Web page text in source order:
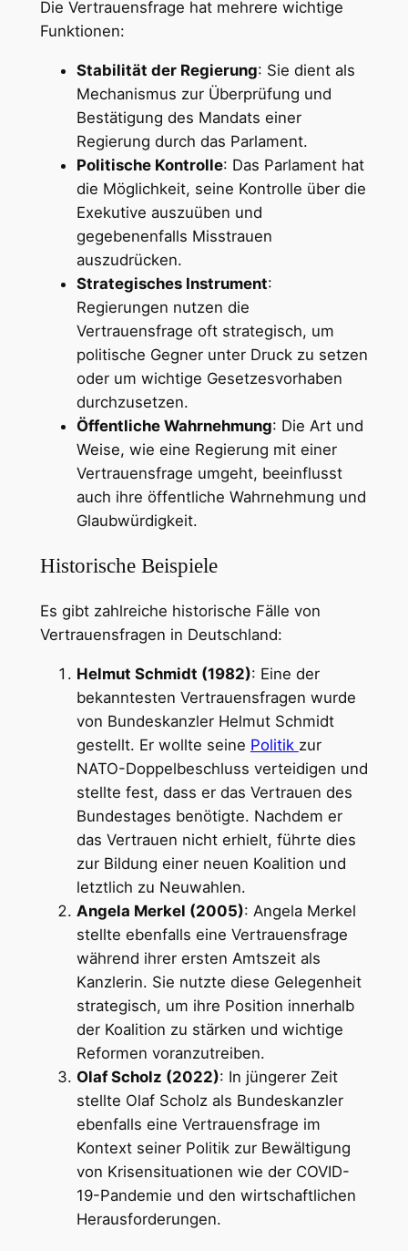
Die Vertrauensfrage hat mehrere wichtige
Funktionen:
Stabilität der Regierung: Sie dient als
Mechanismus zur Überprüfung und
Bestätigung des Mandats einer
Regierung durch das Parlament.
Politische Kontrolle: Das Parlament hat
die Möglichkeit, seine Kontrolle über die
Exekutive auszuüben und
gegebenenfalls Misstrauen
auszudrücken.
Strategisches Instrument:
Regierungen nutzen die
Vertrauensfrage oft strategisch, um
politische Gegner unter Druck zu setzen
oder um wichtige Gesetzesvorhaben
durchzusetzen.
Öffentliche Wahrnehmung: Die Art und
Weise, wie eine Regierung mit einer
Vertrauensfrage umgeht, beeinflusst
auch ihre öffentliche Wahrnehmung und
Glaubwürdigkeit.
Historische Beispiele
Es gibt zahlreiche historische Fälle von
Vertrauensfragen in Deutschland:
Helmut Schmidt (1982): Eine der
bekanntesten Vertrauensfragen wurde
von Bundeskanzler Helmut Schmidt
gestellt. Er wollte seine Politik zur
NATO-Doppelbeschluss verteidigen und
stellte fest, dass er das Vertrauen des
Bundestages benötigte. Nachdem er
das Vertrauen nicht erhielt, führte dies
zur Bildung einer neuen Koalition und
letztlich zu Neuwahlen.
Angela Merkel (2005): Angela Merkel
stellte ebenfalls eine Vertrauensfrage
während ihrer ersten Amtszeit als
Kanzlerin. Sie nutzte diese Gelegenheit
strategisch, um ihre Position innerhalb
der Koalition zu stärken und wichtige
Reformen voranzutreiben.
Olaf Scholz (2022): In jüngerer Zeit
stellte Olaf Scholz als Bundeskanzler
ebenfalls eine Vertrauensfrage im
Kontext seiner Politik zur Bewältigung
von Krisensituationen wie der COVID-
19-Pandemie und den wirtschaftlichen
Herausforderungen.